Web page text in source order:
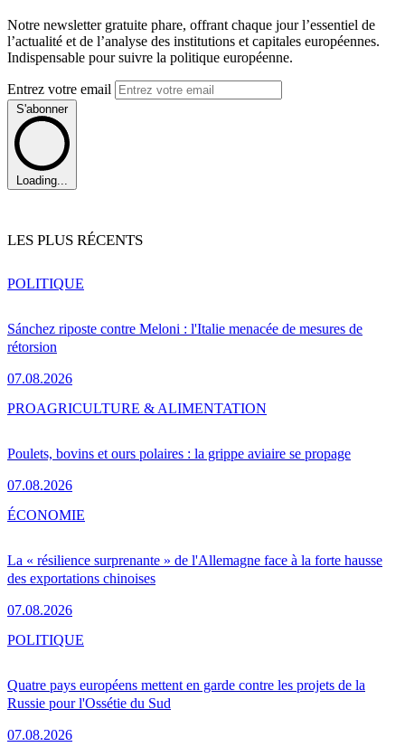
Notre newsletter gratuite phare, offrant chaque jour l’essentiel de
l’actualité et de l’analyse des institutions et capitales européennes.
Indispensable pour suivre la politique européenne.
Entrez votre email
S'abonner
Loading...
LES PLUS RÉCENTS
Sánchez riposte contre Meloni : l'Italie menacée de mesures de
rétorsion
07.08.2026
POLITIQUE
Poulets, bovins et ours polaires : la grippe aviaire se propage
07.08.2026
PROAGRICULTURE & ALIMENTATION
La « résilience surprenante » de l'Allemagne face à la forte hausse
des exportations chinoises
07.08.2026
ÉCONOMIE
Quatre pays européens mettent en garde contre les projets de la
Russie pour l'Ossétie du Sud
07.08.2026
POLITIQUE